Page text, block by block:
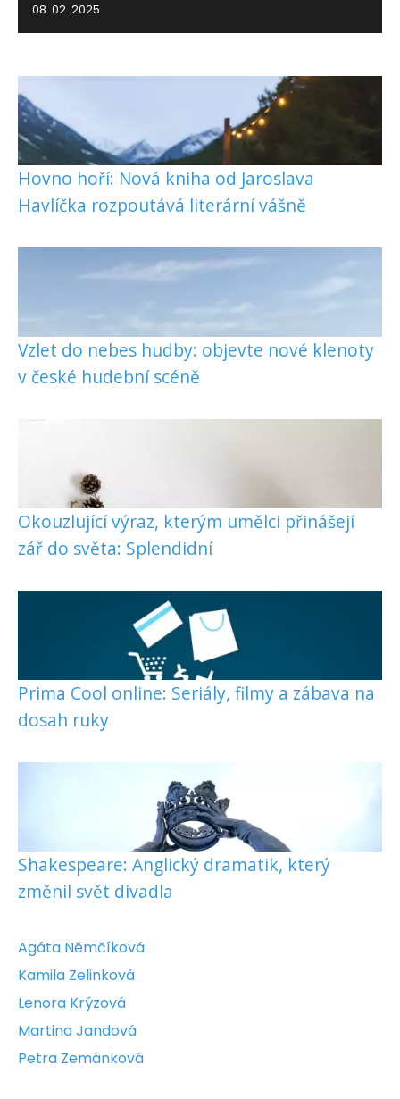
08. 02. 2025
Hovno hoří: Nová kniha od Jaroslava
Havlíčka rozpoutává literární vášně
Vzlet do nebes hudby: objevte nové klenoty
v české hudební scéně
Okouzlující výraz, kterým umělci přinášejí
zář do světa: Splendidní
Prima Cool online: Seriály, filmy a zábava na
dosah ruky
Shakespeare: Anglický dramatik, který
změnil svět divadla
Agáta Němčíková
Kamila Zelinková
Lenora Krýzová
Martina Jandová
Petra Zemánková